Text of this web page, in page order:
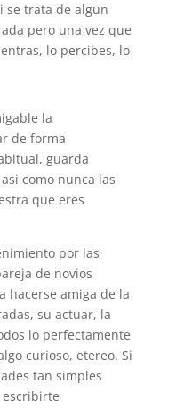
se trata de algun
pero una vez que
lo percibes, lo
la
de forma
guarda
como nunca las
que eres
por las
de novios
hacerse amiga de la
su actuar, la
lo perfectamente
curioso, etereo. Si
tan simples
escribirte